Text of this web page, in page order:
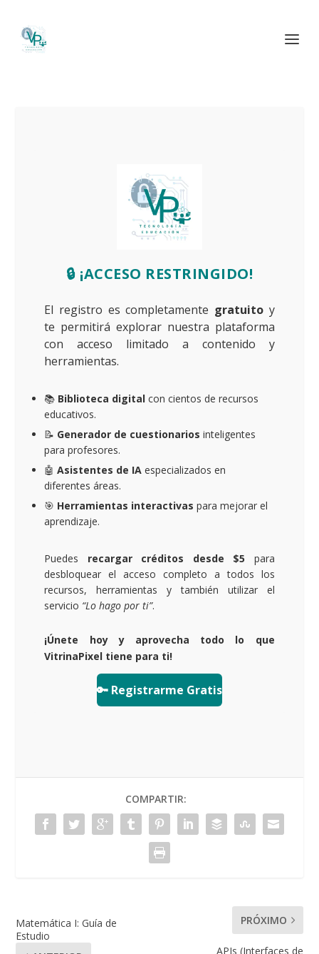
🔒 ¡ACCESO RESTRINGIDO!
El registro es completamente gratuitoy
te permitirá explorar nuestra plataforma
con acceso limitado a contenido y
herramientas.
📚 Biblioteca digital con cientos de recursos
educativos.
📝 Generador de cuestionarios inteligentes
para profesores.
🤖Asistentes de IA especializados en
diferentes áreas.
🎯 Herramientas interactivas para mejorar el
aprendizaje.
Puedes recargar créditos desde $5 para
desbloquear el acceso completo a todos los
recursos, herramientas y también utilizar el
servicio “Lo hago por ti”.
¡Únete hoy y aprovecha todo lo que
VitrinaPixel tiene para ti!
🔑 Registrarme Gratis
COMPARTIR:
Matemática I: Guía de
Estudio
PRÓXIMO
APIs (Interfaces de